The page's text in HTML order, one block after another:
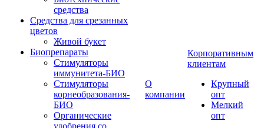
средства
Средства для срезанных
цветов
Живой букет
Биопрепараты
Стимуляторы
иммунитета-БИО
Стимуляторы
корнеобразования-
БИО
Органические
удобрения со
О
компании
Корпоративным
клиентам
Крупный
опт
Мелкий
опт